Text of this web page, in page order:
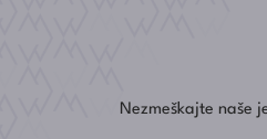
Nezmeškajte naše